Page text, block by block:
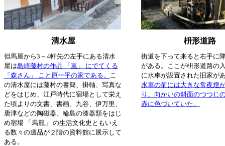
清水屋 枡形道路
但馬屋から3～4軒先の左手にある清水
屋は島崎藤村の作品 「嵐」 にでてくる
「森さん」 こと原一平の家である。 こ
の清水屋には藤村の書簡、掛軸、写真な
どをはじめ、江戸時代に宿場として栄え
た頃よりの文書、書画、九谷、伊万里、
唐津などの陶磁器、輪島の漆器類をはじ
め宿場 「馬籠」 の生活文化史ともいえ
る数々の遺品が２階の資料館に展示して
ある。
街道を下って来ると右手に
がある。ここが枡形道路の
に水車が設置された旧家が
水車の前には大きな常夜燈
り、向かいの斜面のつつじ
赤に色づいていた。